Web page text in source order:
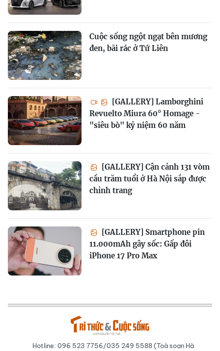
Cuộc sống ngột ngạt bên mương
đen, bãi rác ở Tứ Liên
[GALLERY] Lamborghini
Revuelto Miura 60° Homage -
"siêu bò" kỷ niệm 60 năm
[GALLERY] Cận cảnh 131 vòm
cầu trăm tuổi ở Hà Nội sắp được
chỉnh trang
[GALLERY] Smartphone pin
11.000mAh gây sốc: Gấp đôi
iPhone 17 Pro Max
Hotline: 096 523 7756/035 249 5588 (Toà soạn Hà